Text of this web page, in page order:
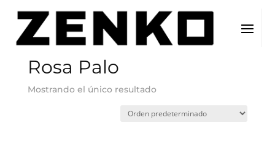
Inicio / Color del producto / Rosa Palo
Rosa Palo
Mostrando el único resultado